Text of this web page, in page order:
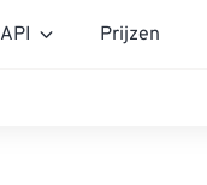
API Prijzen